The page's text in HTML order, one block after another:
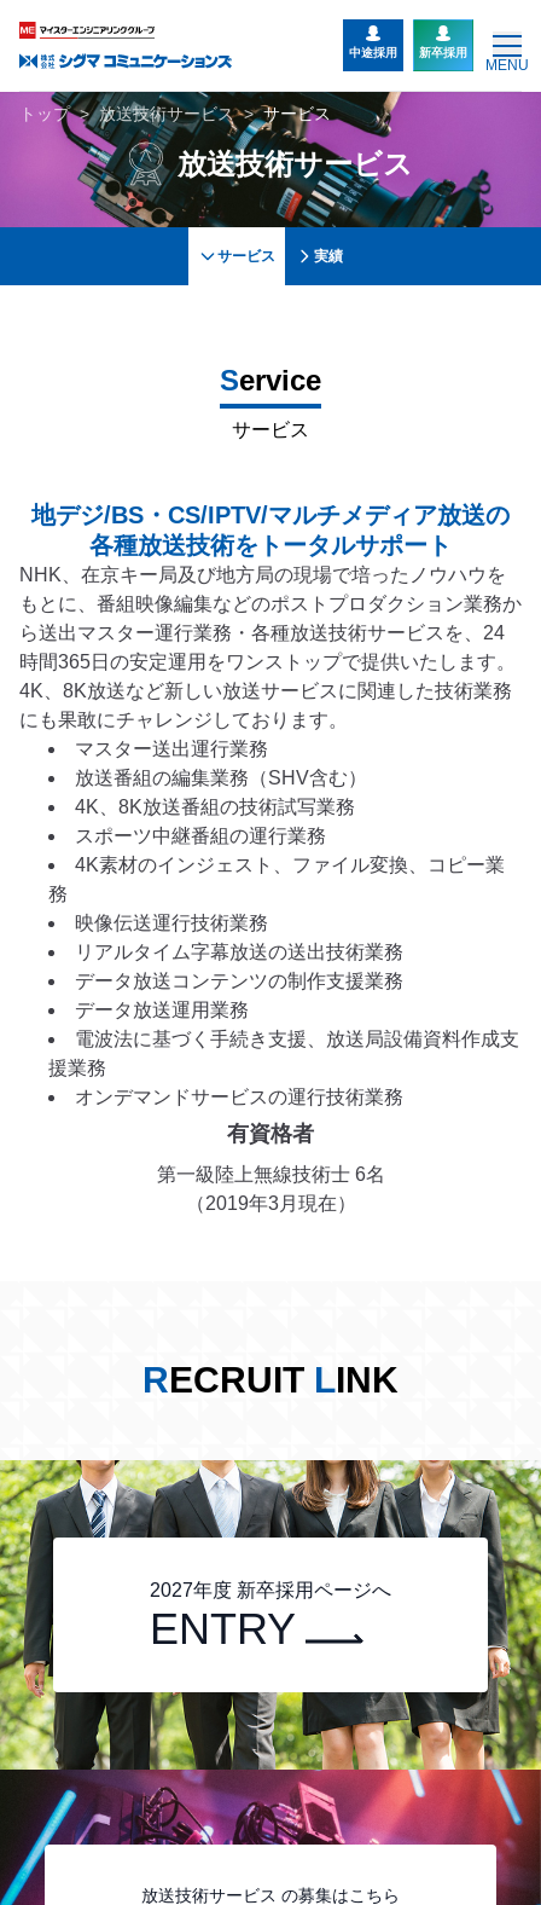
中途採用 新卒採用
MENU
トップ > 放送技術サービス > サービス
放送技術サービス
サービス 実績
Service
サービス
地デジ/BS・CS/IPTV/マルチメディア放送の
各種放送技術をトータルサポート
NHK、在京キー局及び地方局の現場で培ったノウハウを
もとに、番組映像編集などのポストプロダクション業務か
ら送出マスター運行業務・各種放送技術サービスを、24
時間365日の安定運用をワンストップで提供いたします。
4K、8K放送など新しい放送サービスに関連した技術業務
にも果敢にチャレンジしております。
マスター送出運行業務
放送番組の編集業務（SHV含む）
4K、8K放送番組の技術試写業務
スポーツ中継番組の運行業務
4K素材のインジェスト、ファイル変換、コピー業
務
映像伝送運行技術業務
リアルタイム字幕放送の送出技術業務
データ放送コンテンツの制作支援業務
データ放送運用業務
電波法に基づく手続き支援、放送局設備資料作成支
援業務
オンデマンドサービスの運行技術業務
有資格者
第一級陸上無線技術士 6名
（2019年3月現在）
RECRUIT LINK
2027年度 新卒採用ページへ
ENTRY
放送技術サービス の募集はこちら